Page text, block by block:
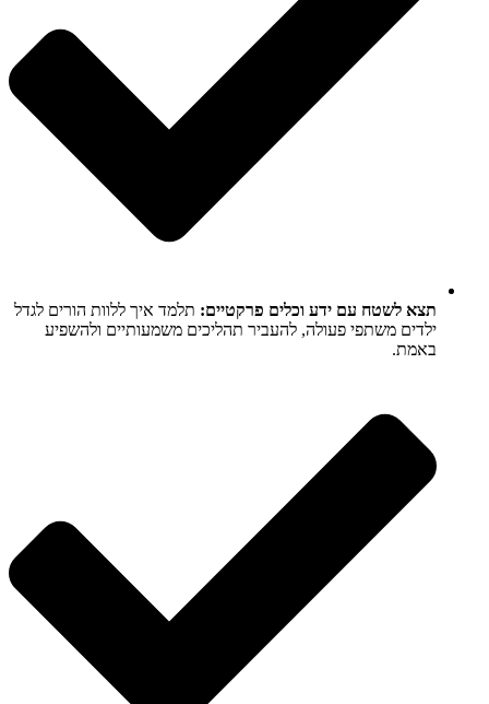
תצא לשטח עם ידע וכלים פרקטיים: תלמד איך ללוות הורים לגדל
ילדים משתפי פעולה, להעביר תהליכים משמעותיים ולהשפיע
באמת.